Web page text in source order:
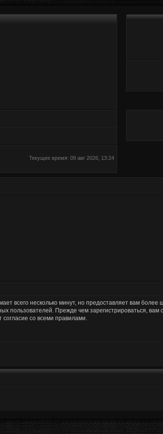
Текущее время: 09 авг 2026, 13:24
всего несколько минут, но предоставляет вам
пользователей. Прежде чем зарегистрироваться, вам
со всеми правилами.